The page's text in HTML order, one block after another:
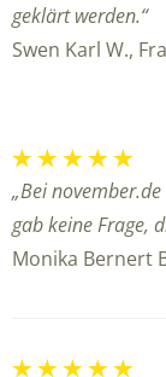
geklärt werden.“
Swen Karl W.,
„Bei
gab keine Frage,
Monika Bernert